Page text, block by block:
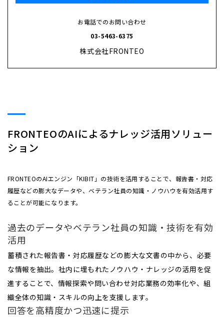
お電話でのお問い合わせ
03-5463-6375
株式会社FRONTEO
FRONTEOのAIによるナレッジ活用ソリュー
ション
FRONTEOのAIエンジン「KIBIT」の技術を活用することで、報告書・対応
履歴などの膨大なデータや、ベテラン社員の知識・ノウハウを有効活用す
ることが可能になります。
過去のデータやベテラン社員の知識・技術を有効
活用
蓄積された報告書・対応履歴などの膨大な文書の中から、必要
な情報を抽出。社内に埋もれたノウハウ・ナレッジの活用を促
進することで、情報探索や問い合わせ対応業務の効率化や、組
織全体の知識・スキルの向上を支援します。
回答を高精度かつ迅速に提示